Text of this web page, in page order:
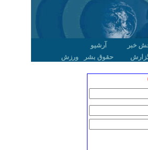
خبر
آرشیو
حقوق بشر ورزش